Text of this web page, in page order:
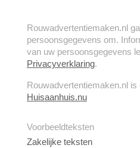
Rouwadvertentiemaken.nl
persoonsgegevens om.
van uw persoonsgegevens
Privacyverklaring.
Rouwadvertentiemaken.nl is
Huisaanhuis.nu
Voorbeeldteksten
Zakelijke teksten